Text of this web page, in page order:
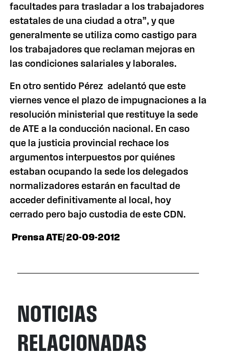
facultades para trasladar a los trabajadores
estatales de una ciudad a otra”, y que
generalmente se utiliza como castigo para
los trabajadores que reclaman mejoras en
las condiciones salariales y laborales.
En otro sentido Pérez adelantó que este
viernes vence el plazo de impugnaciones a la
resolución ministerial que restituye la sede
de ATE a la conducción nacional. En caso
que la justicia provincial rechace los
argumentos interpuestos por quiénes
estaban ocupando la sede los delegados
normalizadores estarán en facultad de
acceder definitivamente al local, hoy
cerrado pero bajo custodia de este CDN.
Prensa ATE/ 20-09-2012
NOTICIAS
RELACIONADAS